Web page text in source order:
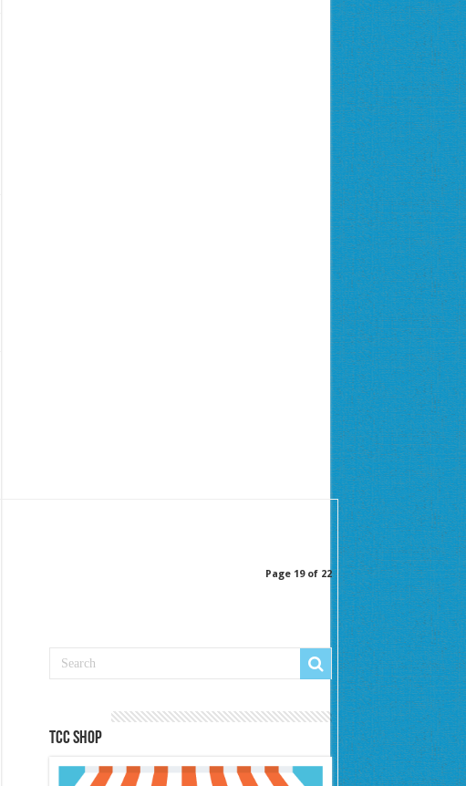
Page 19 of 22
Tcc Shop